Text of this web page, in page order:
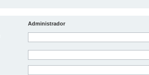
Administrador